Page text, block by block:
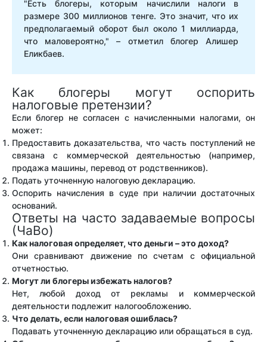
"Есть блогеры, которым начислили налоги в
размере 300 миллионов тенге. Это значит, что их
предполагаемый оборот был около 1 миллиарда,
что маловероятно," – отметил блогер Алишер
Еликбаев.
Как блогеры могут оспорить
налоговые претензии?
Если блогер не согласен с начисленными налогами, он
может:
Предоставить доказательства, что часть поступлений не
связана с коммерческой деятельностью (например,
продажа машины, перевод от родственников).
Подать уточненную налоговую декларацию.
Оспорить начисления в суде при наличии достаточных
оснований.
Ответы на часто задаваемые вопросы
(ЧаВо)
Как налоговая определяет, что деньги – это доход?
Они сравнивают движение по счетам с официальной
отчетностью.
Могут ли блогеры избежать налогов?
Нет, любой доход от рекламы и коммерческой
деятельности подлежит налогообложению.
Что делать, если налоговая ошиблась?
Подавать уточненную декларацию или обращаться в суд.